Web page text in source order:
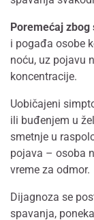
Poremećaj
i pogađa osobe
noću, uz pojavu
koncentracije.
Uobičajeni
ili buđenjem u
smetnje u
pojava – osoba
vreme za odmor.
Dijagnoza se
spavanja,